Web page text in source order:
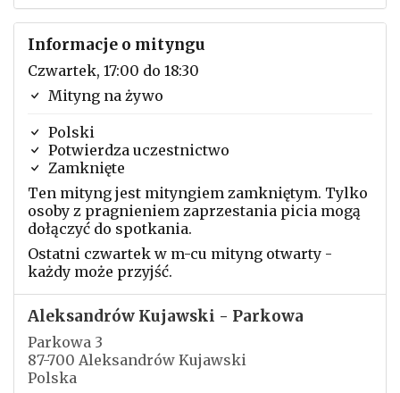
Informacje o mityngu
Czwartek, 17:00 do 18:30
Mityng na żywo
Polski
Potwierdza uczestnictwo
Zamknięte
Ten mityng jest mityngiem zamkniętym. Tylko
osoby z pragnieniem zaprzestania picia mogą
dołączyć do spotkania.
Ostatni czwartek w m-cu mityng otwarty -
każdy może przyjść.
Aleksandrów Kujawski - Parkowa
Parkowa 3
87-700 Aleksandrów Kujawski
Polska